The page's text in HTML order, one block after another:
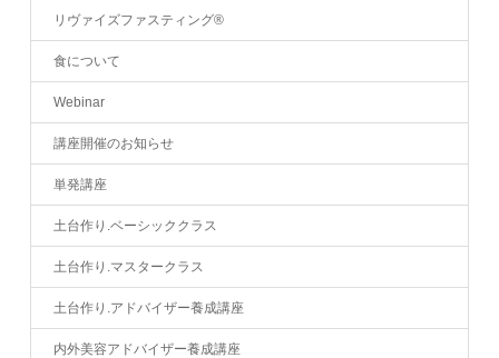
リヴァイズファスティング®
食について
Webinar
講座開催のお知らせ
単発講座
土台作り.ベーシッククラス
土台作り.マスタークラス
土台作り.アドバイザー養成講座
内外美容アドバイザー養成講座